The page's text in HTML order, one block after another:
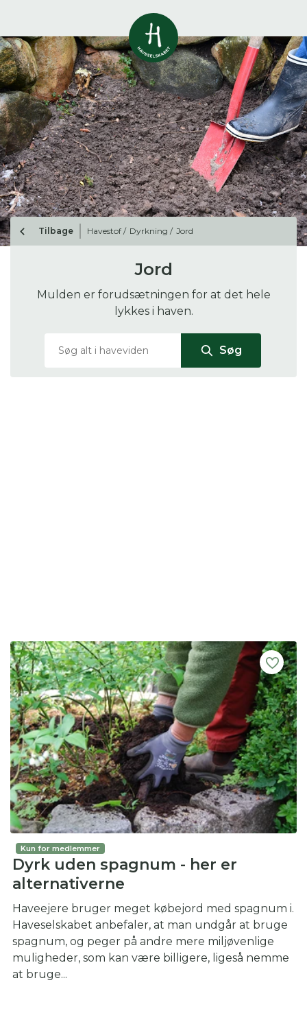
Vis alle
0resultater
Havestof
0resultater
Arrangementer
0resultater
Shop
0resultater
Du skal indtaste minimum 3
tegn for at se resultater
Her kan du søge i hele vores katalog af
artikler, arrangementer, produkter og åbne
haver.
Tilbage Havestof / Dyrkning / Jord
Jord
Mulden er forudsætningen for at det hele
lykkes i haven.
Søg
Kun for medlemmer
Dyrk uden spagnum - her er
alternativerne
Haveejere bruger meget købejord med spagnum i.
Haveselskabet anbefaler, at man undgår at bruge
spagnum, og peger på andre mere miljøvenlige
muligheder, som kan være billigere, ligeså nemme
at bruge...